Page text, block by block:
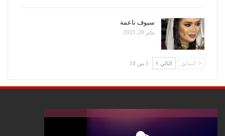
سيوف ناعمة
يناير 20, 2023
السابق التالي 1 من 10